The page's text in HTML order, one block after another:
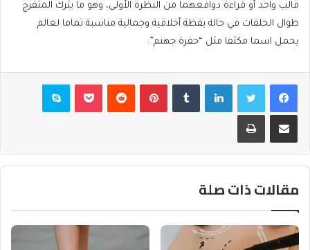
قالب واحد أو قراءة دوافعهما من النظرة الأولى، وهو ما يترك المتفرج
طوال الحلقات في حالة يقظة أخلاقية وجمالية مناسبة تماما لعالم
يحمل اسما مكثفا مثل “حفرة جهنم”.
فيسبوكتويتر لينكدإن بينتيريست بوكيت سكايب
مشاركة عبر البريد طباعة
مقالات ذات صلة